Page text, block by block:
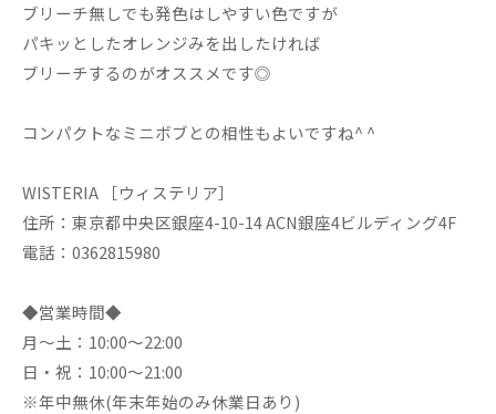
ブリーチ無しでも発色はしやすい色ですが
パキッとしたオレンジみを出したければ
ブリーチするのがオススメです◎
コンパクトなミニボブとの相性もよいですね^ ^
WISTERIA ［ウィステリア］
住所：東京都中央区銀座4-10-14 ACN銀座4ビルディング4F
電話：0362815980
◆営業時間◆
月～土：10:00～22:00
日・祝：10:00～21:00
※年中無休(年末年始のみ休業日あり)